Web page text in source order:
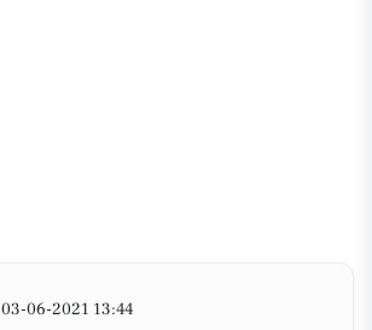
03-06-2021 13:44